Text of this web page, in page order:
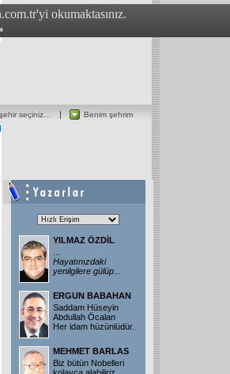
okumaktasınız.
Benim şehrim
seçiniz...
YILMAZ ÖZDİL
Hayatınızdaki
yenilgilere gülüp
ERGUN BABAHAN
Saddam Hüseyin
Abdullah Öcalan
Her idam hüzünlüdür.
MEHMET BARLAS
Biz bütün Nobelleri